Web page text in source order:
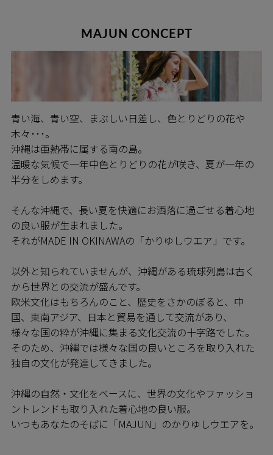
MAJUN CONCEPT
青い海、青い空、まぶしい日差し、色とりどりの花や
木々･･･。
沖縄は亜熱帯に属する南の島。
温暖な気候で一年中色とりどりの花が咲き、夏が一年の
半分をしめます。
そんな沖縄で、長い夏を快適にお洒落に過ごせる着心地
の良い服が生まれました。
それがMADE IN OKINAWAの「かりゆしウエア」です。
以外と知られていませんが、沖縄がある琉球列島は古く
から世界との交流が盛んです。
欧米文化はもちろんのこと、歴史をさかのぼると、中
国、東南アジア、日本と貿易を通して交流があり、
様々な国の粋が沖縄に集まる文化交流の十字路でした。
そのため、沖縄では様々な国の良いところを取り入れた
独自の文化が発達してきました。
沖縄の自然・文化をベースに、世界の文化やファッショ
ントレンドも取り入れた着心地の良い服。
いつもあなたのそばに「MAJUN」のかりゆしウエアを。